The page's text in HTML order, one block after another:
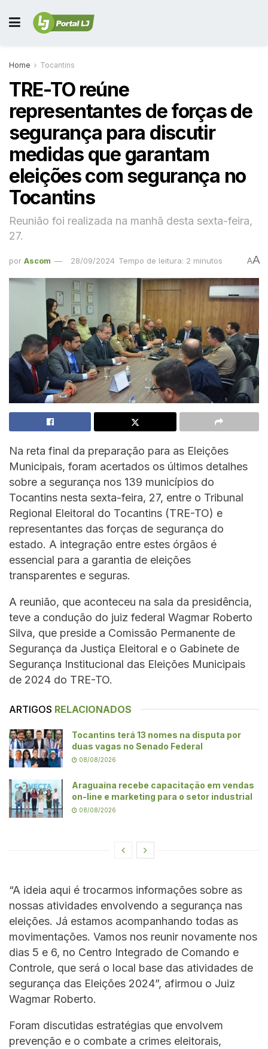
Home Tocantins
TRE-TO reúne
representantes de forças de
segurança para discutir
medidas que garantam
eleições com segurança no
Tocantins
Reunião foi realizada na manhã desta sexta-feira,
27.
por Ascom 28/09/2024 Tempo de leitura: 2 minutos AA
Na reta final da preparação para as Eleições
Municipais, foram acertados os últimos detalhes
sobre a segurança nos 139 municípios do
Tocantins nesta sexta-feira, 27, entre o Tribunal
Regional Eleitoral do Tocantins (TRE-TO) e
representantes das forças de segurança do
estado. A integração entre estes órgãos é
essencial para a garantia de eleições
transparentes e seguras.
A reunião, que aconteceu na sala da presidência,
teve a condução do juiz federal Wagmar Roberto
Silva, que preside a Comissão Permanente de
Segurança da Justiça Eleitoral e o Gabinete de
Segurança Institucional das Eleições Municipais
de 2024 do TRE-TO.
ARTIGOS RELACIONADOS
Tocantins terá 13 nomes na disputa por
duas vagas no Senado Federal
08/08/2026
Araguaína recebe capacitação em vendas
on-line e marketing para o setor industrial
08/08/2026
“A ideia aqui é trocarmos informações sobre as
nossas atividades envolvendo a segurança nas
eleições. Já estamos acompanhando todas as
movimentações. Vamos nos reunir novamente nos
dias 5 e 6, no Centro Integrado de Comando e
Controle, que será o local base das atividades de
segurança das Eleições 2024”, afirmou o Juiz
Wagmar Roberto.
Foram discutidas estratégias que envolvem
prevenção e o combate a crimes eleitorais,